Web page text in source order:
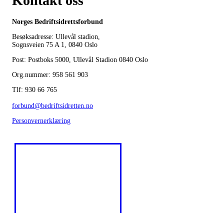
Norges Bedriftsidrettsforbund
Besøksadresse: Ullevål stadion,
Sognsveien 75 A 1, 0840 Oslo
Post: Postboks 5000, Ullevål Stadion 0840 Oslo
Org.nummer: 958 561 903
Tlf: 930 66 765
forbund@bedriftsidretten.no
Personvernerklæring